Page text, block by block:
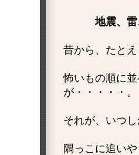
地震、
昔から、たと
怖いもの順に
が・・・・・。
それが、いつ
隅っこに追いや